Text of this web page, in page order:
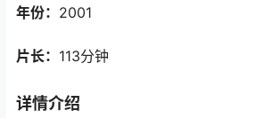
年份： 2001
片长： 113分钟
详情介绍